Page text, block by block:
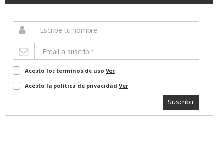
Acepto los terminos de uso Ver
Acepto la política de privacidad Ver
Suscribir